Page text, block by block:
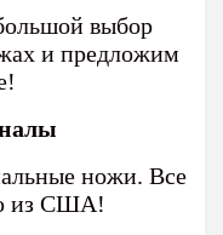
выбор
и предложим
ножи. Все
из США!